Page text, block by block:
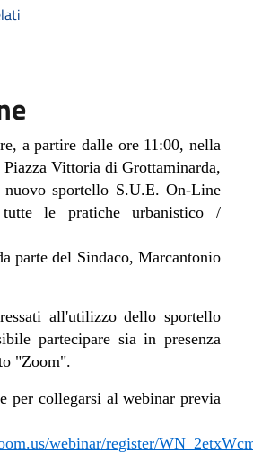
a partire dalle ore 11:00, nella
Vittoria di Grottaminarda,
nuovo sportello S.U.E. On-Line
le pratiche urbanistico /
parte del Sindaco, Marcantonio
all'utilizzo dello sportello
partecipare sia in presenza
"Zoom".
per collegarsi al webinar previa
webinar/register/